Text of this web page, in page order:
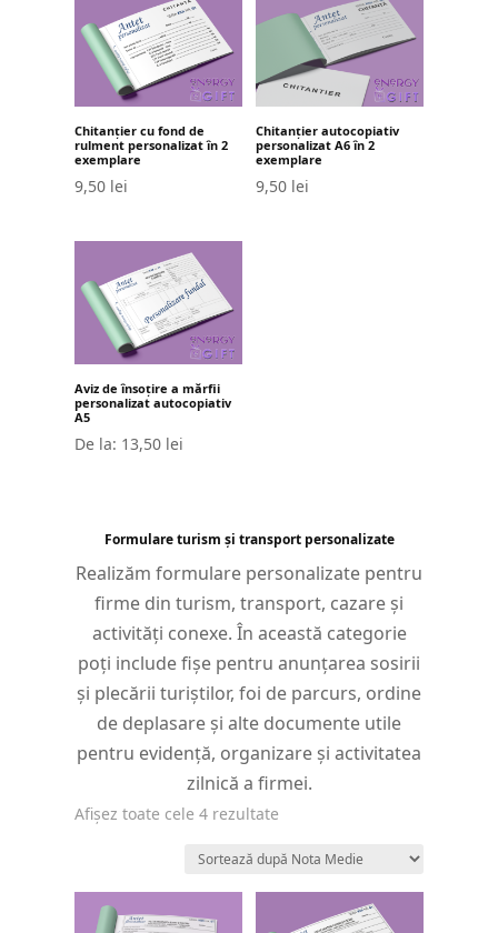
Chitanțier cu fond de
rulment personalizat în 2
exemplare
9,50 lei
Chitanțier autocopiativ
personalizat A6 în 2
exemplare
9,50 lei
Aviz de însoțire a mărfii
personalizat autocopiativ
A5
De la: 13,50 lei
Formulare turism și transport personalizate
Realizăm formulare personalizate pentru
firme din turism, transport, cazare și
activități conexe. În această categorie
poți include fișe pentru anunțarea sosirii
și plecării turiștilor, foi de parcurs, ordine
de deplasare și alte documente utile
pentru evidență, organizare și activitatea
zilnică a firmei.
Afișez toate cele 4 rezultate